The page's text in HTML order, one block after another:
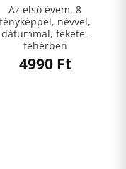
Az első évem, 8
fényképpel, névvel,
dátummal, fekete-
fehérben
4990 Ft